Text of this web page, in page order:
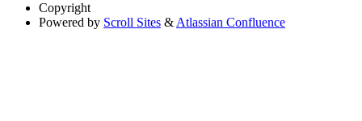
Copyright
Powered by Scroll Sites &Atlassian Confluence